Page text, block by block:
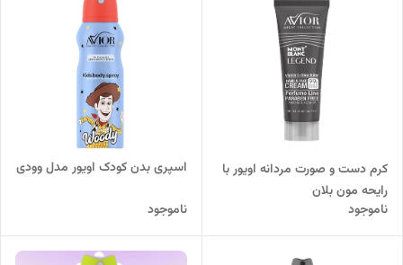
کرم دست و صورت مردانه اویور با
رایحه مون بلان
ناموجود
اسپری بدن کودک اویور مدل وودی
ناموجود